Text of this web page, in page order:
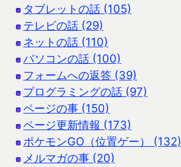
タブレットの話 (105)
テレビの話 (29)
ネットの話 (110)
パソコンの話 (100)
フォームへの返答 (39)
プログラミングの話 (97)
ページの事 (150)
ページ更新情報 (173)
ポケモンGO（位置ゲー） (132)
メルマガの事 (20)